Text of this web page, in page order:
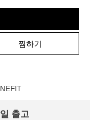
찜하기
출고